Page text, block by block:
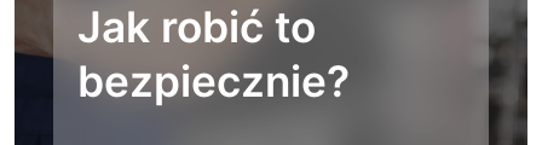
Jak robić to
bezpiecznie?